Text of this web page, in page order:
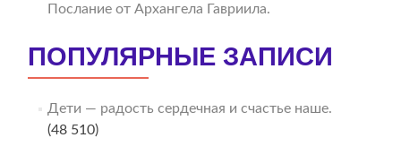
Послание от Архангела Гавриила.
ПОПУЛЯРНЫЕ ЗАПИСИ
Дети — радость сердечная и счастье наше.
(48 510)